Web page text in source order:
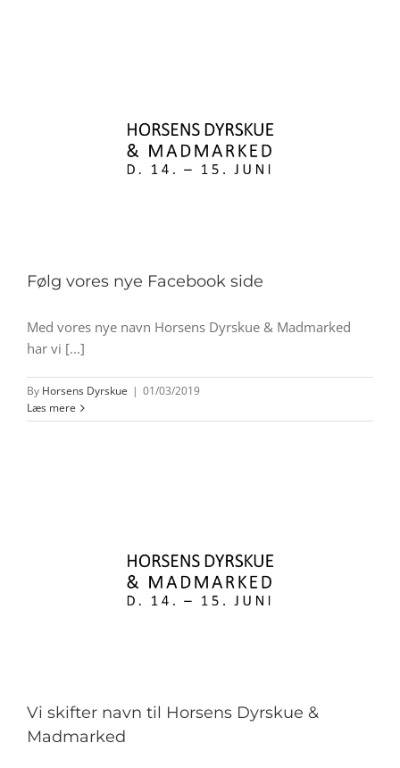
Følg vores nye Facebook side
Med vores nye navn Horsens Dyrskue & Madmarked
har vi [...]
By Horsens Dyrskue | 01/03/2019
Læs mere
Vi skifter navn til Horsens Dyrskue &
Madmarked